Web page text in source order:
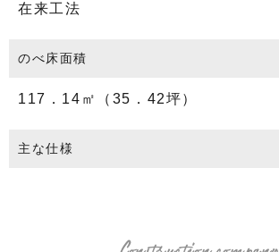
在来工法
のべ床面積
117．14㎡（35．42坪）
主な仕様